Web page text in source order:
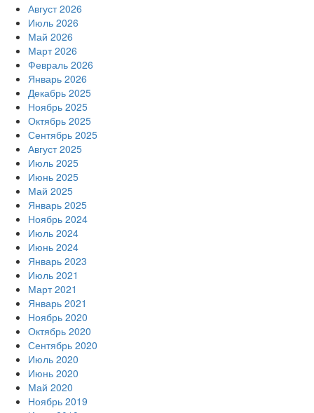
Август 2026
Июль 2026
Май 2026
Март 2026
Февраль 2026
Январь 2026
Декабрь 2025
Ноябрь 2025
Октябрь 2025
Сентябрь 2025
Август 2025
Июль 2025
Июнь 2025
Май 2025
Январь 2025
Ноябрь 2024
Июль 2024
Июнь 2024
Январь 2023
Июль 2021
Март 2021
Январь 2021
Ноябрь 2020
Октябрь 2020
Сентябрь 2020
Июль 2020
Июнь 2020
Май 2020
Ноябрь 2019